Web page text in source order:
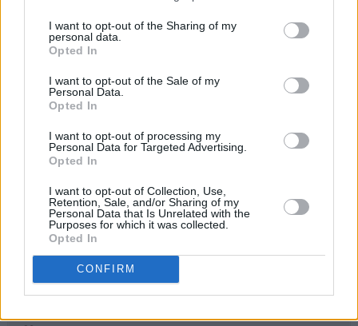
I want to opt-out of the Sharing of my
personal data.
Opted In
I want to opt-out of the Sale of my
Personal Data.
Opted In
I want to opt-out of processing my
Personal Data for Targeted Advertising.
Opted In
I want to opt-out of Collection, Use,
Retention, Sale, and/or Sharing of my
Personal Data that Is Unrelated with the
Purposes for which it was collected.
Opted In
CONFIRM
Sjokolademuffins:
100 g smør
1 dl kakao
2 egg
4,5 dl hvetemel
2 ts bakepulver
2 ts vaniljeekstrakt
♥2,5 dl lettrømme
♥0,5 dl melk